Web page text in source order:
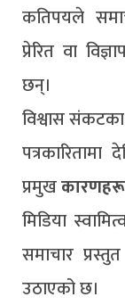
कतिपयले
प्रेरित वा
छन्।
विश्वास
प्रमुख
मिडिया
समाचार
उठाएको छ।